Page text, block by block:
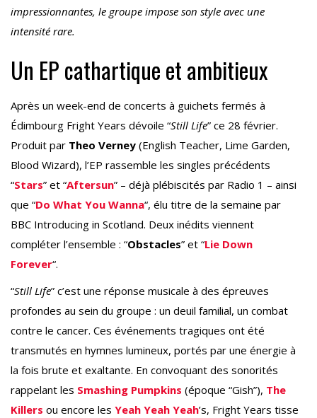
impressionnantes, le groupe impose son style avec une
intensité rare.
Un EP cathartique et ambitieux
Après un week-end de concerts à guichets fermés à
Édimbourg Fright Years dévoile “Still Life” ce 28 février.
Produit par Theo Verney (English Teacher, Lime Garden,
Blood Wizard), l’EP rassemble les singles précédents
“Stars” et “Aftersun” – déjà plébiscités par Radio 1 – ainsi
que “Do What You Wanna“, élu titre de la semaine par
BBC Introducing in Scotland. Deux inédits viennent
compléter l’ensemble : “Obstacles” et “Lie Down
Forever“.
“Still Life” c’est une réponse musicale à des épreuves
profondes au sein du groupe : un deuil familial, un combat
contre le cancer. Ces événements tragiques ont été
transmutés en hymnes lumineux, portés par une énergie à
la fois brute et exaltante. En convoquant des sonorités
rappelant les Smashing Pumpkins (époque “Gish”), The
Killers ou encore les Yeah Yeah Yeah’s, Fright Years tisse